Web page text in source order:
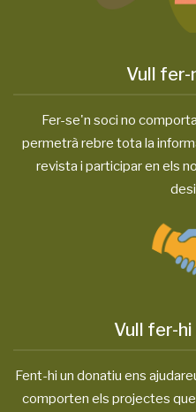
Vull fer-
Fer-se'n soci no
permetrà rebre tota la
revista i participar en els
Vull fer-
Fent-hi un donatiu ens
comporten els projectes